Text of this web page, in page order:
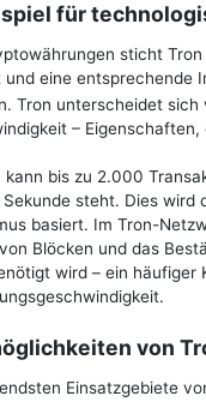
für
sticht
eine entsprechende
Tron unterscheidet
–
kann bis zu 2.000
steht. Dies
basiert. Im Tron-
Blöcken und das
wird – ein
von
Einsatzgebiete